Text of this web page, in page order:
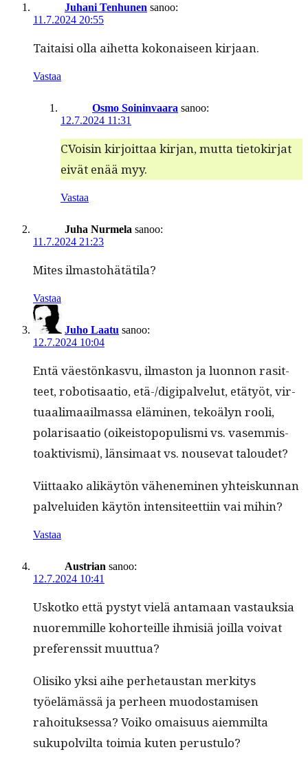
Juhani Tenhunen sanoo:
11.7.2024 20:55
Taitaisi olla aihet­ta kokon­aiseen kirjaan.
Vastaa
Osmo Soininvaara sanoo:
12.7.2024 11:31
CVoisin kir­joit­taa kir­jan, mut­ta tietokir­jat
eivät enää myy.
Vastaa
Juha Nurmela sanoo:
11.7.2024 21:23
Mites ilmas­to­hätäti­la?
Vastaa
Juho Laatu sanoo:
12.7.2024 10:04
Entä väestönkasvu, ilmas­ton ja luon­non rasit­
teet, robo­t­i­saa­tio, etä-/digi­palve­lut, etä­työt, vir­
tu­aal­i­maail­mas­sa elämi­nen, tekoä­lyn rooli,
polar­isaa­tio (oikeistopop­ulis­mi vs. vasem­mis­
toak­tivis­mi), län­si­maat vs. nou­se­vat taloudet?
Viit­taako alikäytön vähen­e­m­i­nen yhteiskun­nan
palvelu­iden käytön inten­si­teet­ti­in vai mihin?
Vastaa
Austrian sanoo:
12.7.2024 10:41
Uskotko että pystyt vielä anta­maan vas­tauk­sia
nuorem­mille kohort­eille ihmisiä joil­la voivat
pref­er­enssit muuttua?
Olisiko yksi aihe per­hetaus­tan merk­i­tys
työelämässä ja per­heen muo­dostamisen
rahoituk­ses­sa? Voiko omaisu­us aiem­mil­ta
sukupolvil­ta toimia kuten perustulo?